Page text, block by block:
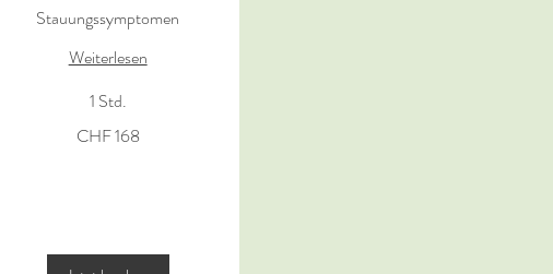
Stauungssymptomen
Weiterlesen
1 Std.
CHF 168